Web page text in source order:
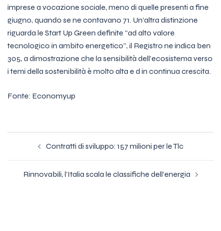
imprese a vocazione sociale, meno di quelle presenti a fine
giugno, quando se ne contavano 71. Un’altra distinzione
riguarda le Start Up Green definite “ad alto valore
tecnologico in ambito energetico”, il Registro ne indica ben
305, a dimostrazione che la sensibilità dell’ecosistema verso
i temi della sostenibilità è molto alta e d in continua crescita.
Fonte: Economyup
articoloContratti di sviluppo: 157 milioni per le Tlc
Rinnovabili, l’Italia scala le classifiche dell’energia